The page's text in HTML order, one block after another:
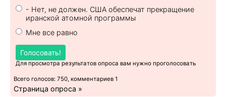
- Нет, не должен. США обеспечат прекращение
иранской атомной программы
Мне все равно
Голосовать!
Для просмотра результатов опроса вам нужно проголосовать
Всего голосов: 750, комментариев 1
Страница опроса »